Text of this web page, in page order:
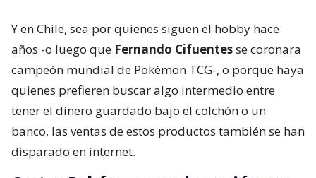
Y en Chile, sea por quienes siguen el hobby hace
años -o luego que Fernando Cifuentesse coronara
campeón mundial de Pokémon TCG-, o porque haya
quienes prefieren buscar algo intermedio entre
tener el dinero guardado bajo el colchón o un
banco, las ventas de estos productos también se han
disparado en internet.